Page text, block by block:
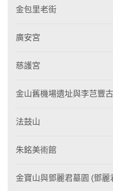
金包里老街
廣安宮
慈護宮
金山舊機場遺址與李芑豐
法鼓山
朱銘美術館
金寶山與鄧麗君墓園 (鄧麗